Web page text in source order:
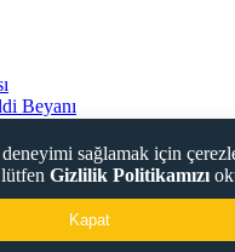
Beyanı
Uyap Portal – Sor,
sağlamak için
Gizlilik Politikamızı
Kapat